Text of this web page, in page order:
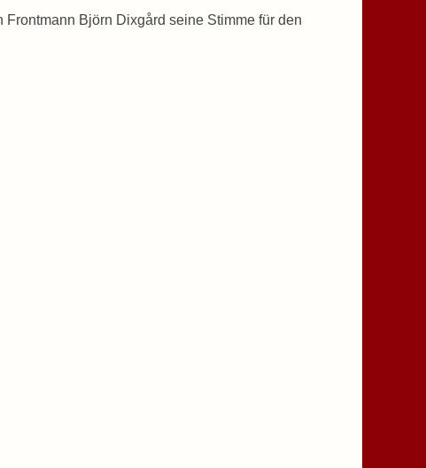
Frontmann Björn Dixgård seine Stimme für den